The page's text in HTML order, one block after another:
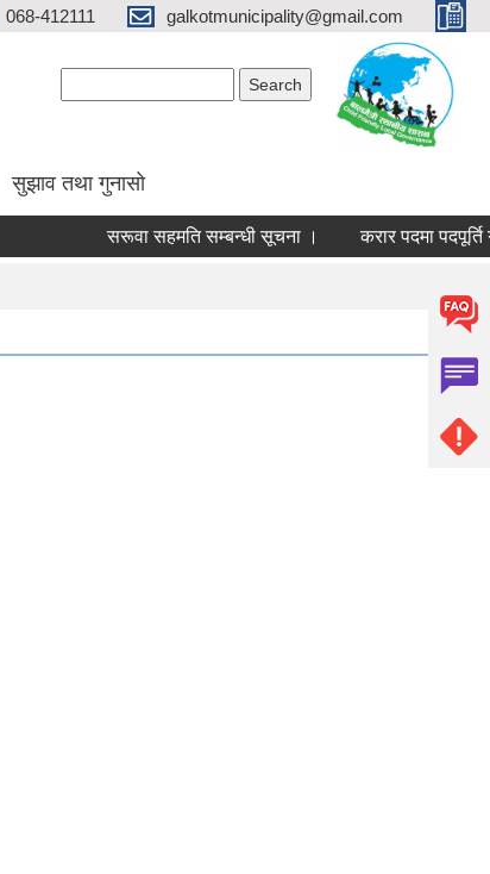
068-412111 galkotmunicipality@gmail.com
सुझाव तथा गुनासो
सरूवा सहमति सम्बन्धी सूचना । करार पदमा पदपूर्ति